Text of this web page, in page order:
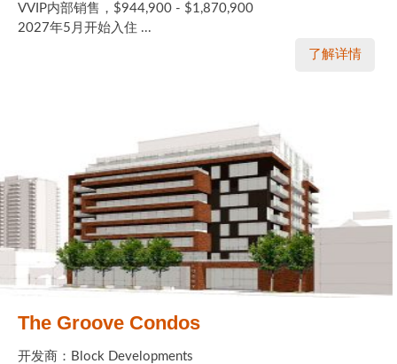
VVIP内部销售，$944,900 - $1,870,900
2027年5月开始入住 ...
了解详情
The Groove Condos
开发商：Block Developments